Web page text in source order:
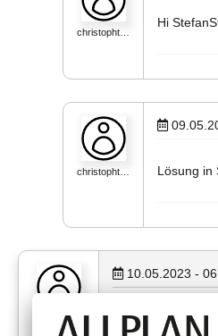
christopht…
Hi
christopht… Lösung in
stefanst
10.05.2023 -
Von welcher
Ich bin gespannt!